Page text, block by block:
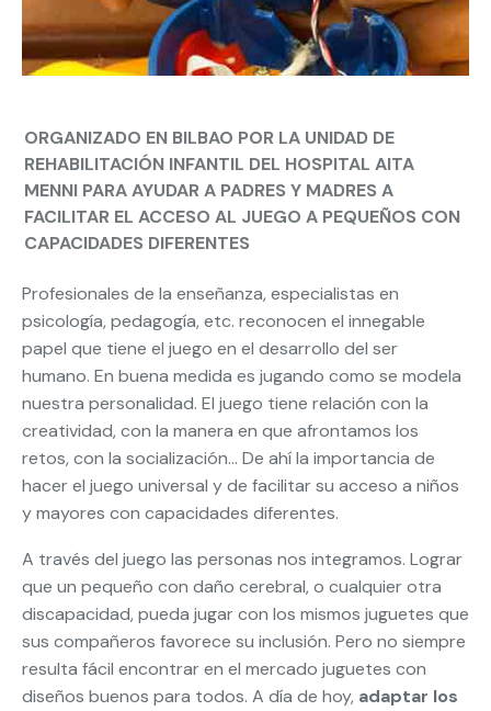
ORGANIZADO EN BILBAO POR LA UNIDAD DE
REHABILITACIÓN INFANTIL DEL HOSPITAL AITA
MENNI PARA AYUDAR A PADRES Y MADRES A
FACILITAR EL ACCESO AL JUEGO A PEQUEÑOS CON
CAPACIDADES DIFERENTES
Profesionales de la enseñanza, especialistas en
psicología, pedagogía, etc. reconocen el innegable
papel que tiene el juego en el desarrollo del ser
humano. En buena medida es jugando como se modela
nuestra personalidad. El juego tiene relación con la
creatividad, con la manera en que afrontamos los
retos, con la socialización… De ahí la importancia de
hacer el juego universal y de facilitar su acceso a niños
y mayores con capacidades diferentes.
A través del juego las personas nos integramos. Lograr
que un pequeño con daño cerebral, o cualquier otra
discapacidad, pueda jugar con los mismos juguetes que
sus compañeros favorece su inclusión. Pero no siempre
resulta fácil encontrar en el mercado juguetes con
diseños buenos para todos. A día de hoy, adaptar los